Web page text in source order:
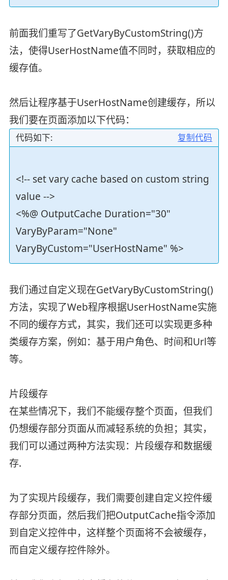
前面我们重写了GetVaryByCustomString()方
法，使得UserHostName值不同时，获取相应的
缓存值。
然后让程序基于UserHostName创建缓存，所以
我们要在页面添加以下代码：
复制代码
代码如下:
<!-- set vary cache based on custom string
value -->
<%@ OutputCache Duration="30"
VaryByParam="None"
VaryByCustom="UserHostName" %>
我们通过自定义现在GetVaryByCustomString()
方法，实现了Web程序根据UserHostName实施
不同的缓存方式，其实，我们还可以实现更多种
类缓存方案，例如：基于用户角色、时间和Url等
等。
片段缓存
在某些情况下，我们不能缓存整个页面，但我们
仍想缓存部分页面从而减轻系统的负担；其实，
我们可以通过两种方法实现：片段缓存和数据缓
存.
为了实现片段缓存，我们需要创建自定义控件缓
存部分页面，然后我们把OutputCache指令添加
到自定义控件中，这样整个页面将不会被缓存，
而自定义缓存控件除外。